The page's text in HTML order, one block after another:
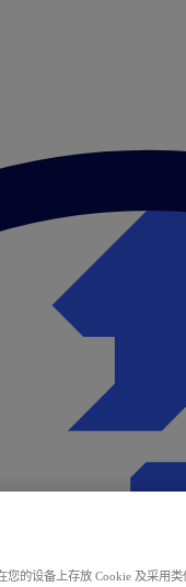
您的设备上存放 Cookie 及采用